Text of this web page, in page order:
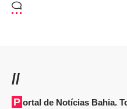
//
Portal de Notícias Bahia. Todos os dias Informamos e